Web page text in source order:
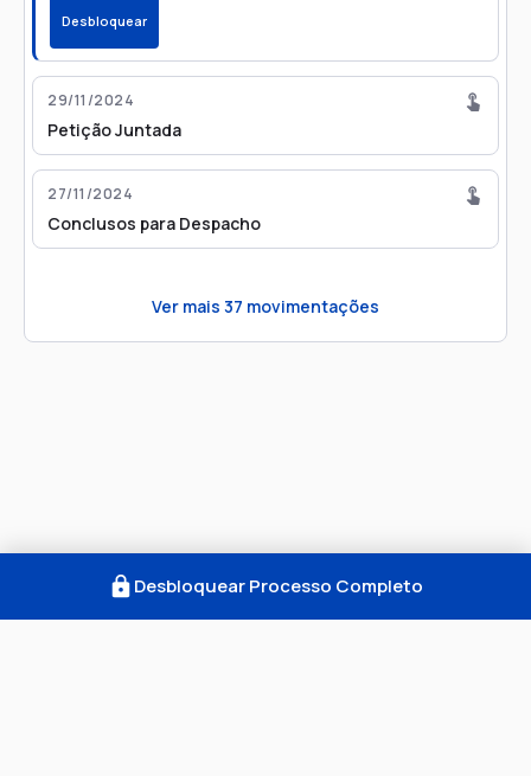
Desbloquear
29/11/2024
Petição Juntada
27/11/2024
Conclusos para Despacho
Ver mais 37 movimentações
Desbloquear Processo Completo